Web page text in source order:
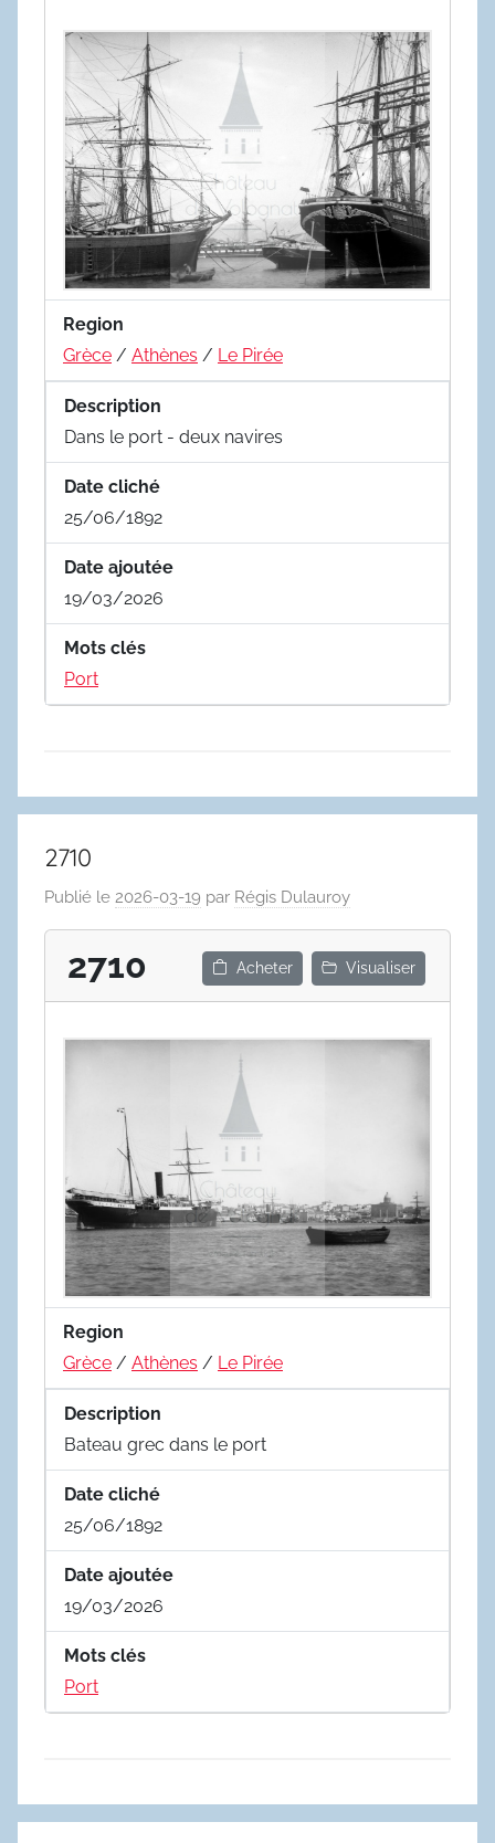
Region
Grèce / Athènes / Le Pirée
Description
Dans le port - deux navires
Date cliché
25/06/1892
Date ajoutée
19/03/2026
Mots clés
Port
2710
Publié le 2026-03-19 par Régis Dulauroy
2710 Acheter Visualiser
Region
Grèce / Athènes / Le Pirée
Description
Bateau grec dans le port
Date cliché
25/06/1892
Date ajoutée
19/03/2026
Mots clés
Port